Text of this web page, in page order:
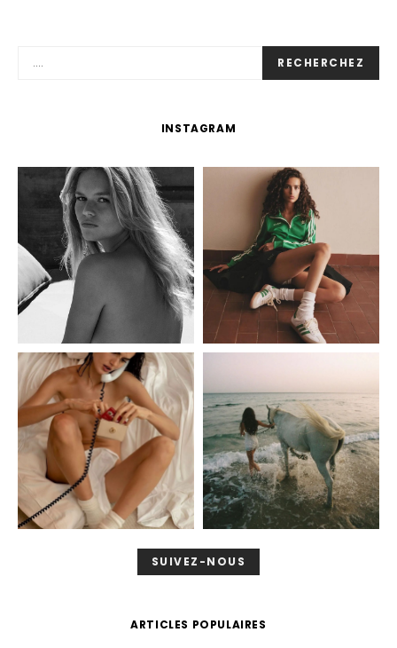
RECHERCHEZ
INSTAGRAM
SUIVEZ-NOUS
ARTICLES POPULAIRES